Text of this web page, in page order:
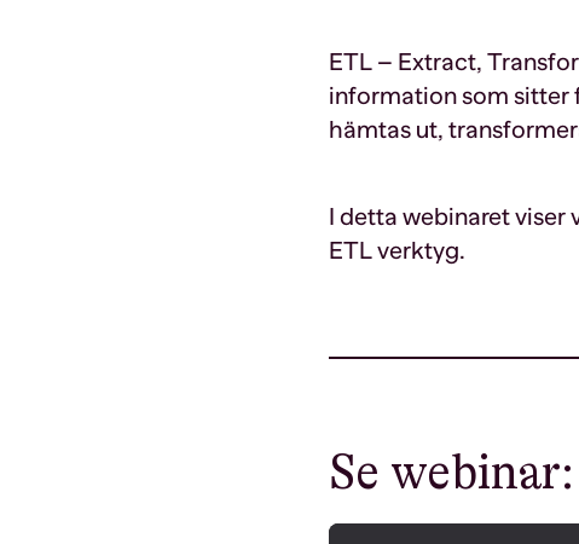
ETL – Extract,
information som sitter
hämtas ut,
I detta webinaret viser
ETL verktyg.
Se webinar: